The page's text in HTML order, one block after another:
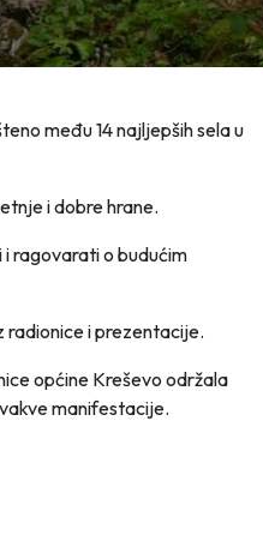
među 14 najljepših sela u
i dobre hrane.
ragovarati o budućim
radionice i prezentacije.
općine Kreševo održala
manifestacije.